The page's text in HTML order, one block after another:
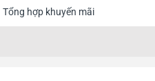
Tổng hợp khuyến mãi